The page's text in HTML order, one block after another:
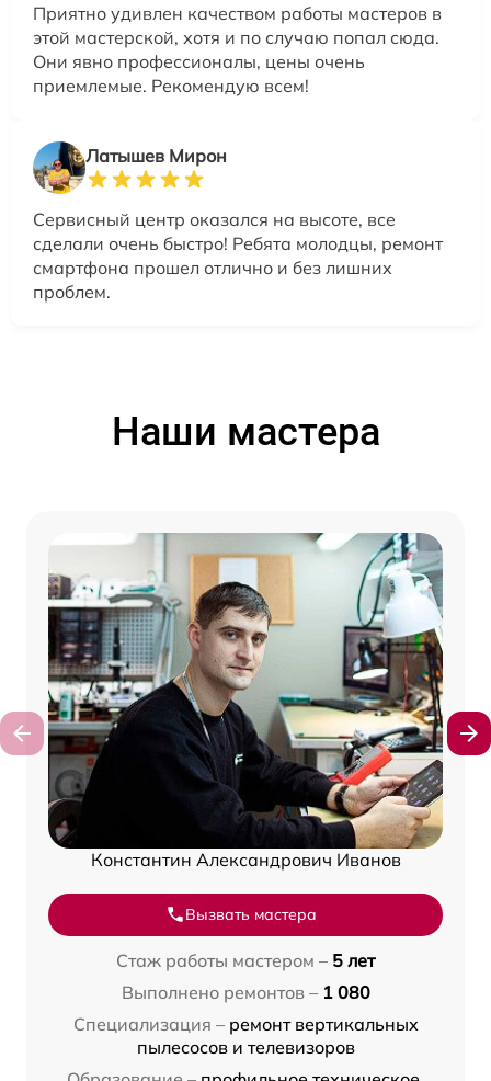
Приятно удивлен качеством работы мастеров в
этой мастерской, хотя и по случаю попал сюда.
Они явно профессионалы, цены очень
приемлемые. Рекомендую всем!
Латышев Мирон
Сервисный центр оказался на высоте, все
сделали очень быстро! Ребята молодцы, ремонт
смартфона прошел отлично и без лишних
проблем.
Наши мастера
Константин Александрович Иванов
Вызвать мастера
Стаж работы мастером – 5 лет
Выполнено ремонтов – 1 080
Специализация – ремонт вертикальных
пылесосов и телевизоров